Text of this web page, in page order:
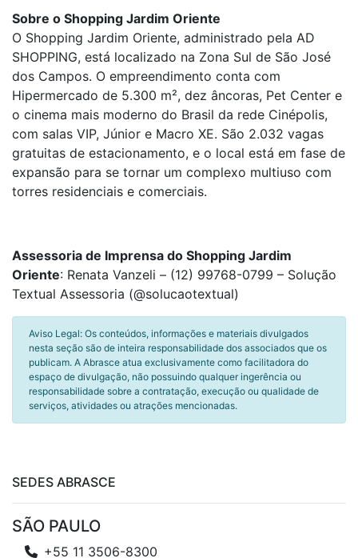
Sobre o Shopping Jardim Oriente
O Shopping Jardim Oriente, administrado pela AD
SHOPPING, está localizado na Zona Sul de São José
dos Campos. O empreendimento conta com
Hipermercado de 5.300 m², dez âncoras, Pet Center e
o cinema mais moderno do Brasil da rede Cinépolis,
com salas VIP, Júnior e Macro XE. São 2.032 vagas
gratuitas de estacionamento, e o local está em fase de
expansão para se tornar um complexo multiuso com
torres residenciais e comerciais.
Assessoria de Imprensa do Shopping Jardim
Oriente: Renata Vanzeli – (12) 99768-0799 – Solução
Textual Assessoria (@solucaotextual)
Aviso Legal: Os conteúdos, informações e materiais divulgados
nesta seção são de inteira responsabilidade dos associados que os
publicam. A Abrasce atua exclusivamente como facilitadora do
espaço de divulgação, não possuindo qualquer ingerência ou
responsabilidade sobre a contratação, execução ou qualidade de
serviços, atividades ou atrações mencionadas.
SEDES ABRASCE
SÃO PAULO
+55 11 3506-8300